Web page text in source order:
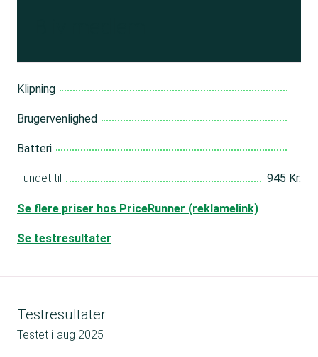
Klipning
Brugervenlighed
Batteri
Fundet til 945 Kr.
Se flere priser hos PriceRunner (reklamelink)
Se testresultater
Testresultater
Testet i aug 2025